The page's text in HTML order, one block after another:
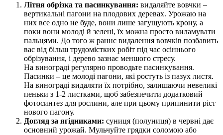
Літня обрізка та пасинкування: видаляйте вовчки –
вертикальні пагони на плодових деревах. Урожаю на
них все одно не буде, вони лише загущують крону, а
поки вони молоді й зелені, їх можна просто виламувати
пальцями. До того ж раннє видалення вовчків позбавить
вас від більш трудомістких робіт під час осіннього
обрізування, і дерево зазнає меншого стресу.
На винограді регулярно проводьте пасинкування.
Пасинки – це молоді пагони, які ростуть із пазух листя.
На винограді видаляти їх потрібно, залишаючи невеликі
пеньки з 1-2 листками, щоб забезпечити додатковий
фотосинтез для рослини, але при цьому припинити ріст
нового пагону.
Догляд за ягідниками: суниця (полуниця) в червні дає
основний урожай. Мульчуйте грядки соломою або